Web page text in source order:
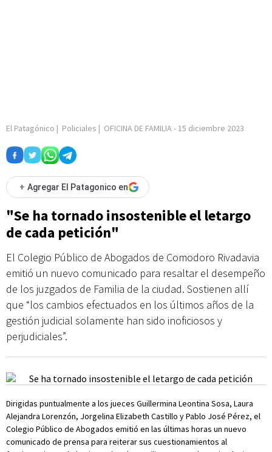
El Patagónico | Policiales | OFICINA DE FAMILIA- 15 diciembre 2023
+ Agregar El Patagonico en
"Se ha tornado insostenible el letargo
de cada petición"
El Colegio Público de Abogados de Comodoro Rivadavia
emitió un nuevo comunicado para resaltar el desempeño
de los juzgados de Familia de la ciudad. Sostienen allí
que “los cambios efectuados en los últimos años de la
gestión judicial solamente han sido inoficiosos y
perjudiciales”.
Dirigidas puntualmente a los jueces Guillermina Leontina Sosa, Laura
Alejandra Lorenzón, Jorgelina Elizabeth Castillo y Pablo José Pérez, el
Colegio Público de Abogados emitió en las últimas horas un nuevo
comunicado de prensa para reiterar sus cuestionamientos al